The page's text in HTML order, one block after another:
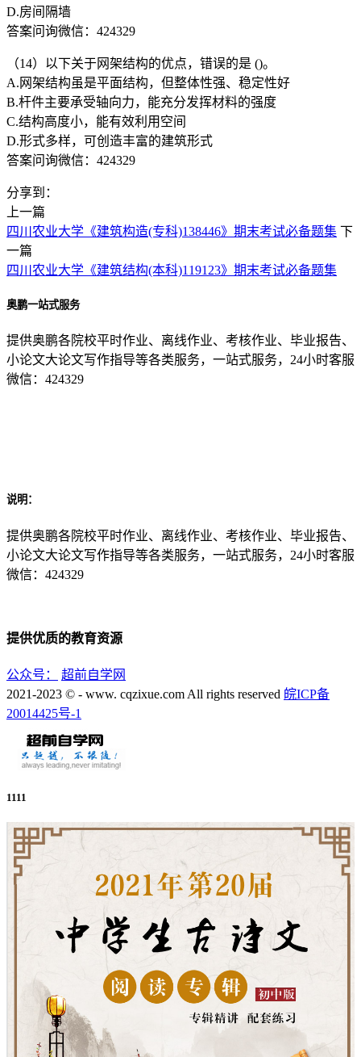
D.房间隔墙
答案问询微信：424329
（14）以下关于网架结构的优点，错误的是 ()。
A.网架结构虽是平面结构，但整体性强、稳定性好
B.杆件主要承受轴向力，能充分发挥材料的强度
C.结构高度小，能有效利用空间
D.形式多样，可创造丰富的建筑形式
答案问询微信：424329
分享到：
上一篇
四川农业大学《建筑构造(专科)138446》期末考试必备题集 下
一篇
四川农业大学《建筑结构(本科)119123》期末考试必备题集
奥鹏一站式服务
提供奥鹏各院校平时作业、离线作业、考核作业、毕业报告、
小论文大论文写作指导等各类服务，一站式服务，24小时客服
微信：424329
说明：
提供奥鹏各院校平时作业、离线作业、考核作业、毕业报告、
小论文大论文写作指导等各类服务，一站式服务，24小时客服
微信：424329
提供优质的教育资源
公众号：
超前自学网
2021-2023 © - www. cqzixue.com All rights reserved 皖ICP备
20014425号-1
1111